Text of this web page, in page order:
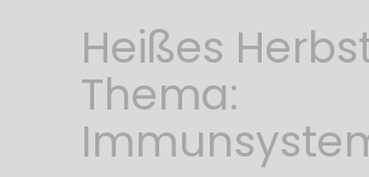
Heißes
Thema: